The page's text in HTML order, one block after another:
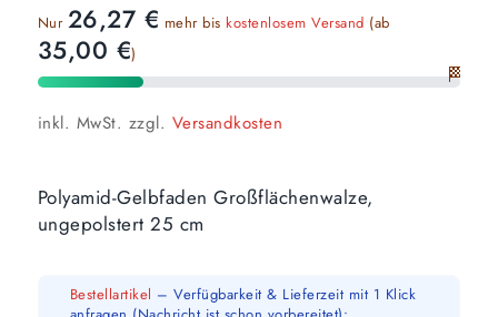
Nur 26,27 € mehr bis kostenlosem Versand (ab
35,00 €)
🏁
inkl. MwSt. zzgl. Versandkosten
Polyamid-Gelbfaden Großflächenwalze,
ungepolstert 25 cm
Bestellartikel – Verfügbarkeit & Lieferzeit mit 1 Klick